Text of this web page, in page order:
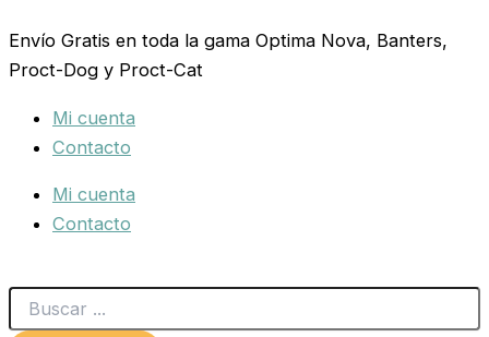
al
contenido
Envío Gratis en toda la gama Optima Nova, Banters,
Proct-Dog y Proct-Cat
Mi cuenta
Contacto
Mi cuenta
Contacto
...
Gf
Prime
Adult
Turkey
cantidad